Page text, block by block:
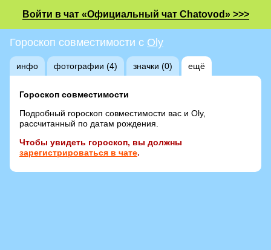
Войти в чат «Официальный чат Chatovod» >>>
Гороскоп совместимости с Oly
инфо фотографии (4) значки (0) ещё
Гороскоп совместимости
Подробный гороскоп совместимости вас и Oly,
рассчитанный по датам рождения.
Чтобы увидеть гороскоп, вы должны
зарегистрироваться в чате.